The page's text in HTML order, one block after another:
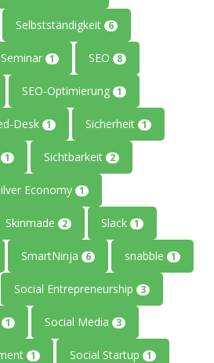
Selbstständigkeit 6
Seminar 1 SEO 8
SEO-Optimierung 1
Desk 1 Sicherheit 1
1 Sichtbarkeit 2
Economy 1
Skinmade 2 Slack 1
SmartNinja 6 snabble 1
Social Entrepreneurship 3
1 Social Media 3
1 Social Startup 1